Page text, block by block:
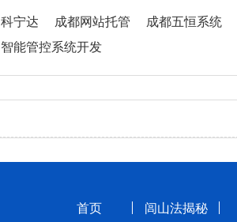
科宁达 成都网站托管 成都五恒系统
智能管控系统开发
首页 闾山法揭秘